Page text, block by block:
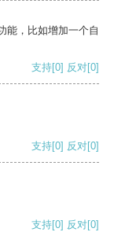
能，比如增加一个自
支持[0] 反对[0]
支持[0] 反对[0]
支持[0] 反对[0]